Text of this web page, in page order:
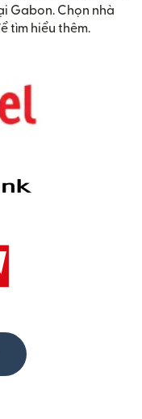
Gabon. Chọn nhà
tìm hiểu thêm.